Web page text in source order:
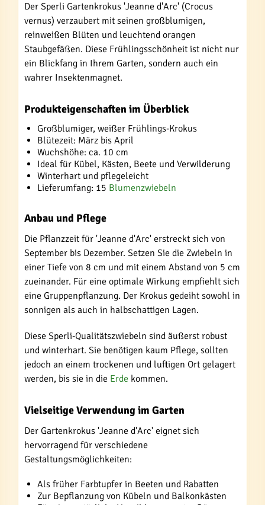
Der Sperli Gartenkrokus 'Jeanne d'Arc' (Crocus
vernus) verzaubert mit seinen großblumigen,
reinweißen Blüten und leuchtend orangen
Staubgefäßen. Diese Frühlingsschönheit ist nicht nur
ein Blickfang in Ihrem Garten, sondern auch ein
wahrer Insektenmagnet.
Produkteigenschaften im Überblick
Großblumiger, weißer Frühlings-Krokus
Blütezeit: März bis April
Wuchshöhe: ca. 10 cm
Ideal für Kübel, Kästen, Beete und Verwilderung
Winterhart und pflegeleicht
Lieferumfang: 15 Blumenzwiebeln
Anbau und Pflege
Die Pflanzzeit für 'Jeanne d'Arc' erstreckt sich von
September bis Dezember. Setzen Sie die Zwiebeln in
einer Tiefe von 8 cm und mit einem Abstand von 5 cm
zueinander. Für eine optimale Wirkung empfiehlt sich
eine Gruppenpflanzung. Der Krokus gedeiht sowohl in
sonnigen als auch in halbschattigen Lagen.
Diese Sperli-Qualitätszwiebeln sind äußerst robust
und winterhart. Sie benötigen kaum Pflege, sollten
jedoch an einem trockenen und luftigen Ort gelagert
werden, bis sie in die Erde kommen.
Vielseitige Verwendung im Garten
Der Gartenkrokus 'Jeanne d'Arc' eignet sich
hervorragend für verschiedene
Gestaltungsmöglichkeiten:
Als früher Farbtupfer in Beeten und Rabatten
Zur Bepflanzung von Kübeln und Balkonkästen